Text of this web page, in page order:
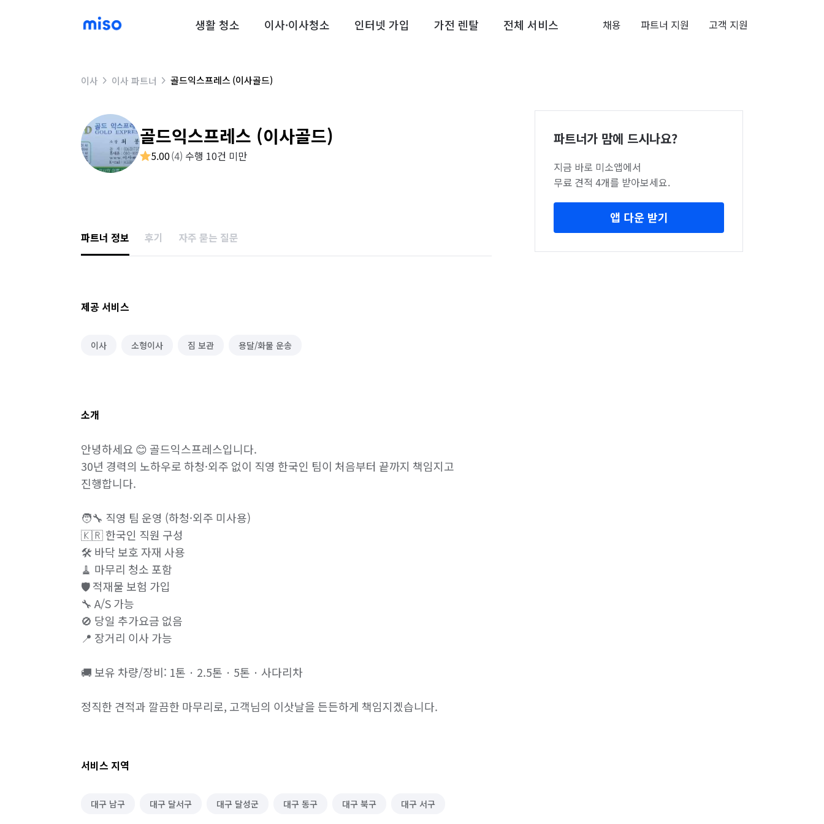
생활 청소 이사·이사청소 인터넷 가입 가전 렌탈 전체 서비스 채용 파트너 지원 고객 지원
이사 이사 파트너 골드익스프레스 (이사골드)
골드익스프레스 (이사골드)
5.00(4) 수행 10건 미만
파트너 정보 후기 자주 묻는 질문
제공 서비스
이사 소형이사 짐 보관 용달/화물 운송
소개
안녕하세요 😊 골드익스프레스입니다.
30년 경력의 노하우로 하청·외주 없이 직영 한국인 팀이 처음부터 끝까지 책임지고
진행합니다.
🧑‍🔧 직영 팀 운영 (하청·외주 미사용)
🇰🇷 한국인 직원 구성
🛠️ 바닥 보호 자재 사용
🧹 마무리 청소 포함
🛡️ 적재물 보험 가입
🔧 A/S 가능
🚫 당일 추가요금 없음
📍 장거리 이사 가능
🚚 보유 차량/장비: 1톤 · 2.5톤 · 5톤 · 사다리차
정직한 견적과 깔끔한 마무리로, 고객님의 이삿날을 든든하게 책임지겠습니다.
서비스 지역
대구 남구 대구 달서구 대구 달성군 대구 동구 대구 북구 대구 서구
파트너가 맘에 드시나요?
지금 바로 미소앱에서
무료 견적 4개를 받아보세요.
앱 다운 받기